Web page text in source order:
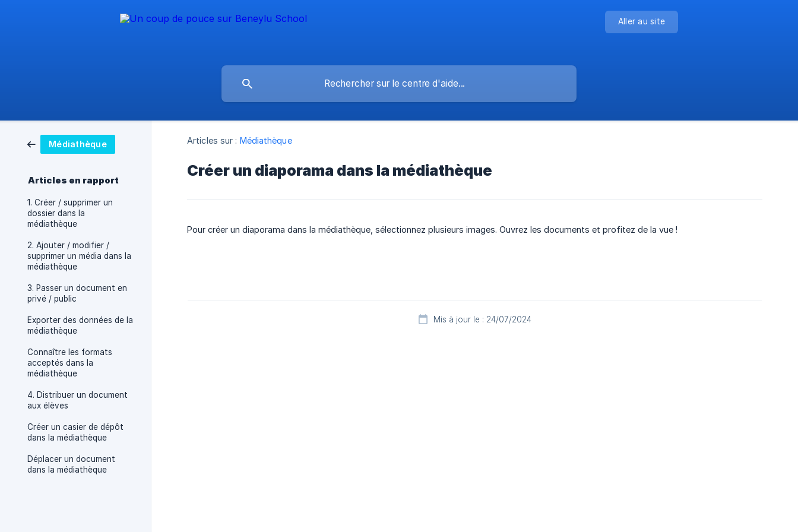
Aller au site
Médiathèque
Articles en rapport
1. Créer / supprimer un
dossier dans la
médiathèque
2. Ajouter / modifier /
supprimer un média dans la
médiathèque
3. Passer un document en
privé / public
Exporter des données de la
médiathèque
Connaître les formats
acceptés dans la
médiathèque
4. Distribuer un document
aux élèves
Créer un casier de dépôt
dans la médiathèque
Déplacer un document
dans la médiathèque
Articles sur : Médiathèque
Créer un diaporama dans la médiathèque
Pour créer un diaporama dans la médiathèque, sélectionnez plusieurs images. Ouvrez les documents et profitez de la vue !
Mis à jour le : 24/07/2024